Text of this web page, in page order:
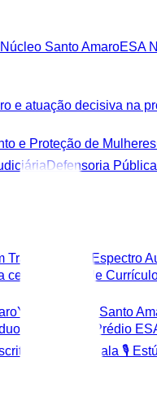
Santo AmaroESA
e atuação decisiva na
e Proteção de Mulheres
Defensoria Pública
Transtorno do Espectro
celular Banco de
Youtube OAB Santo
eletrônicos Prédio
Vintage Sala 🎙️